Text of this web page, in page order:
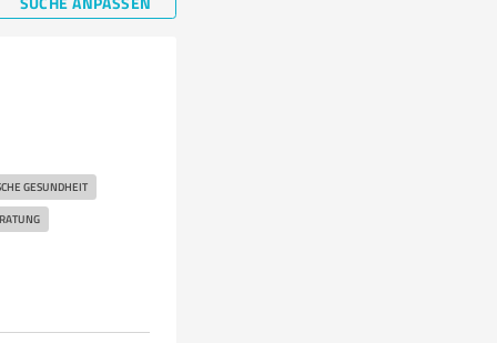
GESUNDHEIT